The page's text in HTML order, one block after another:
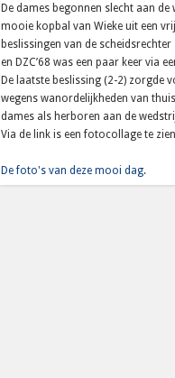
De dames begonnen slecht aan
mooie kopbal van Wieke uit een
beslissingen van de
en DZC’68 was een paar keer via
De laatste beslissing (2-2) zorgde
wegens wanordelijkheden van
dames als herboren aan de
Via de link is een fotocollage te
De foto's van deze mooi dag.